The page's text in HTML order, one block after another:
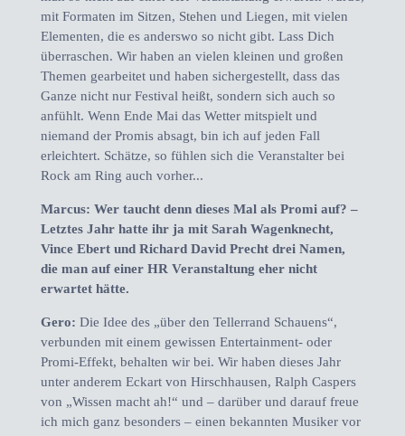
mit Formaten im Sitzen, Stehen und Liegen, mit vielen
Elementen, die es anderswo so nicht gibt. Lass Dich
überraschen. Wir haben an vielen kleinen und großen
Themen gearbeitet und haben sichergestellt, dass das
Ganze nicht nur Festival heißt, sondern sich auch so
anfühlt. Wenn Ende Mai das Wetter mitspielt und
niemand der Promis absagt, bin ich auf jeden Fall
erleichtert. Schätze, so fühlen sich die Veranstalter bei
Rock am Ring auch vorher...
Marcus: Wer taucht denn dieses Mal als Promi auf? –
Letztes Jahr hatte ihr ja mit Sarah Wagenknecht,
Vince Ebert und Richard David Precht drei Namen,
die man auf einer HR Veranstaltung eher nicht
erwartet hätte.
Gero: Die Idee des „über den Tellerrand Schauens“,
verbunden mit einem gewissen Entertainment- oder
Promi-Effekt, behalten wir bei. Wir haben dieses Jahr
unter anderem Eckart von Hirschhausen, Ralph Caspers
von „Wissen macht ah!“ und – darüber und darauf freue
ich mich ganz besonders – einen bekannten Musiker vor